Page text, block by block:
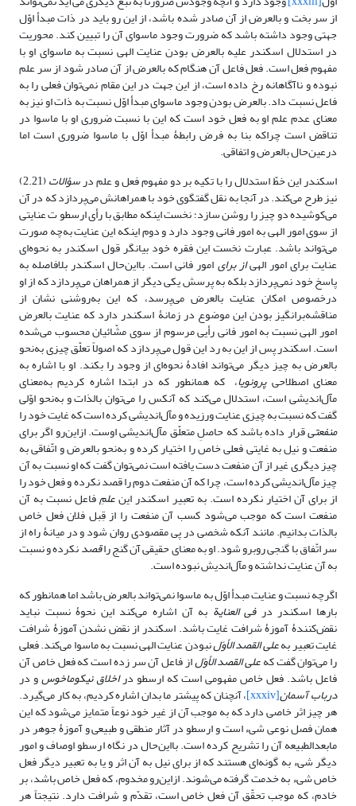
از سر بخت و بالعرض از آن صادر شده باشد، از این رو باید در ذات مبدأ اوّل
جهتی وجود داشته باشد که ضرورت وجود ماسوای آن را تبیین کند. محوریت
در استدلال اسکندر علیه بالعرض بودن عنایت الهی نسبت به ماسوای او با
مفهوم فعل است. فعل فاعل آن هنگام که بالعرض از آن صادر شود از سر علم
نبوده و ناآگاهانه رخ داده است، از این جهت در این مقام نمی‌توان فعلی را به
فاعل نسبت داد. بالعرض بودن وجود ماسوای مبدأ اوّل نسبت به ذات او نیز به
معنای عدم علم او به فعل خود است که این با نسبت ضروری او با ماسوا در
تناقض است چراکه بنا به فرض رابطۀ مبدأ اوّل با ماسوا ضروری است اما
درعین‌حال بالعرض و اتفاقی.
اسکندر این خطّ استدلال را با تکیه بر دو مفهوم فعل و علم درسؤالات (2.21)
نیز طرح می‌کند. در آنجا به نقل گفتگوی خود با همراهانش می‌پردازد که در آن
می‌کوشیده دو چیز را روشن سازد؛ نخست اینکه مطابق با رأی ارسطو ت عنایتی
از سوی امور الهی به امور فانی وجود دارد و دوم اینکه این عنایت به‌چه صورت
می‌تواند باشد. عبارت نخست این فقره خود بیانگر قول اسکندر به نحوه‌ای
عنایت برای امور الهیاز برایامور فانی است. بااین‌حال اسکندر بلافاصله به
پاسخ خود نمی‌پردازد بلکه به پرسش یکی دیگر از همراهان می‌پردازد که از او
درخصوص امکان عنایت بالعرض می‌پرسد، که این به‌روشنی نشان از
مناقشه‌برانگیز بودن این موضوع در زمانۀ اسکندر دارد که عنایت بالعرض
امور الهی نسبت به امور فانی رأیی مرسوم از سوی مشّائیان محسوب می‌شده
است. اسکندر پس از این به رد این قول می‌پردازد که اصولاً تعلّق چیزی به‌نحو
بالعرض به چیز دیگر می‌تواند افادۀ نحوه‌ای از وجود را بکند. او با اشاره به
معنای اصطلاحیپرونویا، که همانطور که در ابتدا اشاره کردیم به‌معنای
مآل‌اندیشی است، استدلال می‌کند که آنکس را می‌توان بالذات و به‌نحو اوّلی
گفت که نسبت به چیزی عنایت ورزیده و مآل‌اندیشی کرده است که غایت خود را
منفعتیقرار داده باشد که حاصلِ متعلّق مآل‌اندیشی اوست. ازاین‌رو اگر برای
منفعت و نیل به غایتی فعلی خاص را اختیار کرده و به‌نحو بالعرض و اتّفاقی به
چیز دیگری غیر از آن منفعت دست یافته است نمی‌توان گفت که او نسبت به آن
چیز مآل‌اندیشی کرده است، چرا که آن منفعت دوم را قصد نکرده و فعل خود را
از برای آن اختیار نکرده است. به تعبیر اسکندر اینعلمِفاعل نسبت به آن
منفعت است که موجب می‌شود کسب آن منفعت را از قِبل فلان فعل خاص
بالذات بدانیم. مانند آنکه شخصی در پی مقصودی روان شود و در میانۀ راه از
سر اتّفاق با گنجی روبرو شود. او به معنای حقیقی آن گنج راقصدنکرده و نسبت
به آن عنایت نداشته و مآل‌اندیش نبوده است.
اگرچه نسبت و عنایت مبدأ اوّل به ماسوا نمی‌تواند بالعرض باشد اما همانطور که
بارها اسکندر درفی العنایة به آن اشاره می‌کند این نحوۀ نسبت نباید
نقض‌کنندۀ آموزۀ شرافت غایت باشد. اسکندر از نقض نشدن آموزۀ شرافت
غایت تعبیر بهعلی ‌‌القصد الأوّلنبودن عنایت الهی نسبت به ماسوا می‌کند. فعلی
را می‌توان گفت کهعلی ‌القصد الأوّلاز فاعل آن سر زده است که فعل خاص آن
فاعل باشد. فعل خاص مفهومی است که ارسطو دراخلاق نیکوماخوسو در
درباب آسمان[xxxiv] ، آنچنان که پیشتر ما بدان اشاره کردیم، به کار می‌گیرد.
هر چیز اثر خاصی دارد که به موجب آن از غیر خود نوعاً متمایز می‌شود که این
همان فصل نوعی شیء است و ارسطو در آثار منطقی و طبیعی و آموزۀ جوهر در
مابعدالطبیعه آن را تشریح کرده است. بااین‌حال در نگاه ارسطو اوصاف و امور
دیگر شیء به گونه‌ای هستند که از برای نیل به آن اثر و یا به تعبیر دیگر فعل
خاص شیء به خدمت گرفته می‌شوند. ازاین‌رو مخدوم، که فعل خاص باشد، بر
خادم، که موجب تحقّق آن فعل خاص است، تقدّم و شرافت دارد. نتیجتاً هر